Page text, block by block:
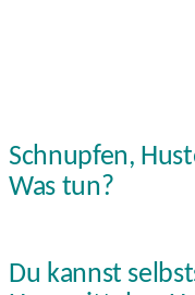
Schnupfen,
Was tun?
Du kannst